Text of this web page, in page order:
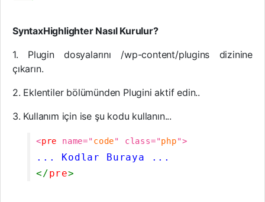
SyntaxHighlighter Nasıl Kurulur?
1. Plugin dosyalarını /wp-content/plugins dizinine
çıkarın.
2. Eklentiler bölümünden Plugini aktif edin..
3. Kullanım için ise şu kodu kullanın...
<pre name="code" class="php">
... Kodlar Buraya ...
</pre>